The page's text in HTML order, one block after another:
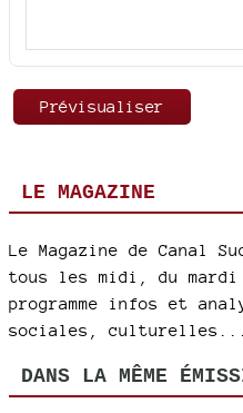
LE MAGAZINE
Le Magazine de Canal
tous les midi, du mardi
programme infos et
sociales, culturelles...
DANS LA MÊME